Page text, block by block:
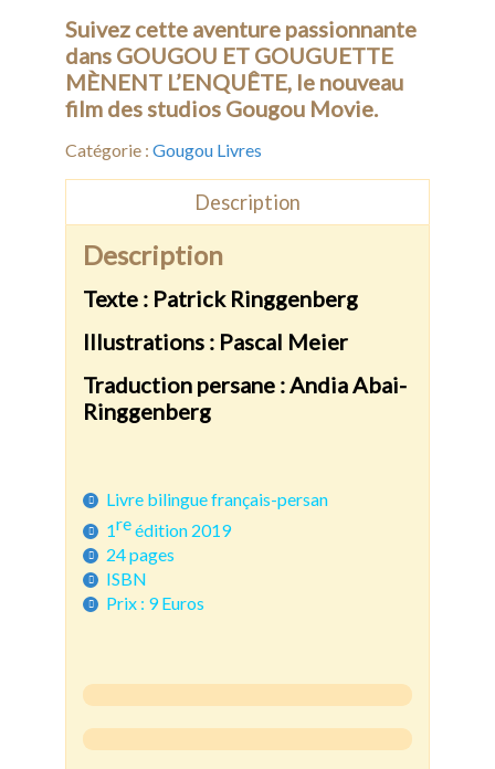
Suivez cette aventure passionnante
dans GOUGOU ET GOUGUETTE
MÈNENT L’ENQUÊTE, le nouveau
film des studios Gougou Movie.
Catégorie : Gougou Livres
Description
Description
Texte : Patrick Ringgenberg
Illustrations : Pascal Meier
Traduction persane : Andia Abai-
Ringgenberg
Livre bilingue français-persan
1reédition 2019
24 pages
ISBN
Prix : 9 Euros